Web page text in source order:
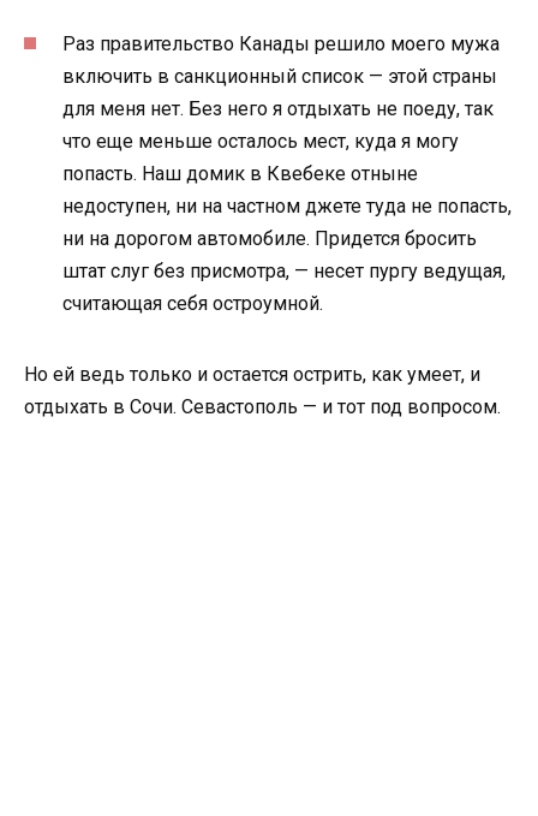
Раз правительство Канады решило моего мужа
включить в санкционный список — этой страны
для меня нет. Без него я отдыхать не поеду, так
что еще меньше осталось мест, куда я могу
попасть. Наш домик в Квебеке отныне
недоступен, ни на частном джете туда не попасть,
ни на дорогом автомобиле. Придется бросить
штат слуг без присмотра, — несет пургу ведущая,
считающая себя остроумной.
Но ей ведь только и остается острить, как умеет, и
отдыхать в Сочи. Севастополь — и тот под вопросом.